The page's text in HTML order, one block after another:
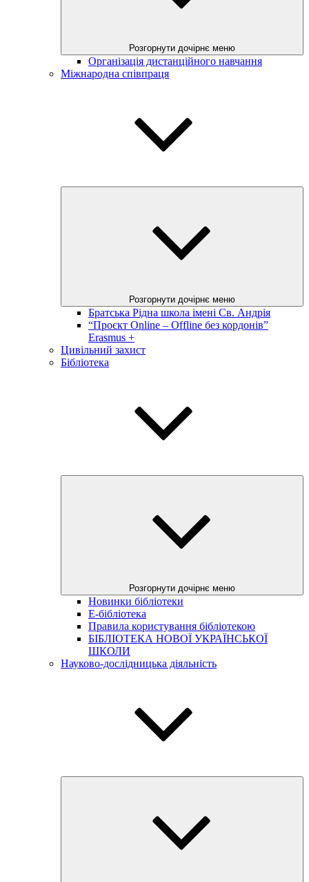
Розгорнути дочірнє меню
Організація дистанційного навчання
Міжнародна співпраця
Розгорнути дочірнє меню
Братська Рідна школа імені Св. Андрія
“Проєкт Online – Offline без кордонів”
Erasmus +
Цивільний захист
Бібліотека
Розгорнути дочірнє меню
Новинки бібліотеки
E-бібліотека
Правила користування бібліотекою
БІБЛІОТЕКА НОВОЇ УКРАЇНСЬКОЇ
ШКОЛИ
Науково-дослідницька діяльність